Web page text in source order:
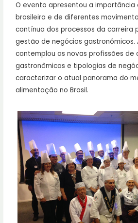
O evento apresentou a importância
brasileira e de diferentes
contínua dos processos da carreira
gestão de negócios gastronômicos.
contemplou as novas profissões de
gastronômicas e tipologias de
caracterizar o atual panorama do
alimentação no Brasil.